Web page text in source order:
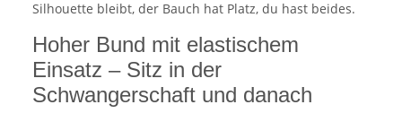
Silhouette bleibt, der Bauch hat Platz, du hast beides.
Hoher Bund mit elastischem
Einsatz – Sitz in der
Schwangerschaft und danach